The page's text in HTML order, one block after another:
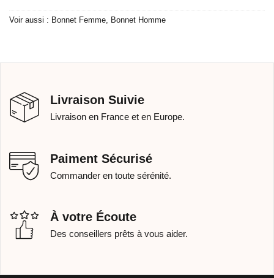
Voir aussi : Bonnet Femme, Bonnet Homme
Livraison Suivie
Livraison en France et en Europe.
Paiment Sécurisé
Commander en toute sérénité.
À votre Écoute
Des conseillers prêts à vous aider.